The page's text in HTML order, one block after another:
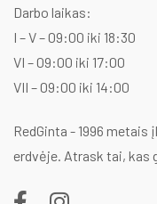
Darbo laikas:
I – V – 09:00 iki 18:30
VI – 09:00 iki 17:00
VII – 09:00 iki 14:00
RedGinta - 1996
erdvėje. Atrask tai, kas